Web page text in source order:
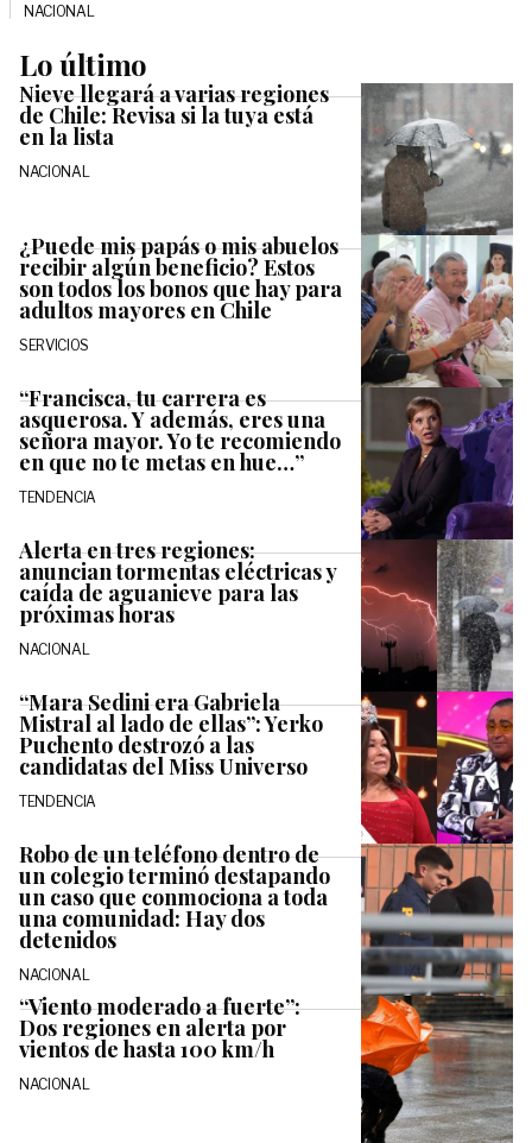
NACIONAL
Lo último
Nieve llegará a varias regiones
de Chile: Revisa si la tuya está
en la lista
NACIONAL
¿Puede mis papás o mis abuelos
recibir algún beneficio? Estos
son todos los bonos que hay para
adultos mayores en Chile
SERVICIOS
“Francisca, tu carrera es
asquerosa. Y además, eres una
señora mayor. Yo te recomiendo
en que no te metas en hue…”
TENDENCIA
Alerta en tres regiones:
anuncian tormentas eléctricas y
caída de aguanieve para las
próximas horas
NACIONAL
“Mara Sedini era Gabriela
Mistral al lado de ellas”: Yerko
Puchento destrozó a las
candidatas del Miss Universo
TENDENCIA
Robo de un teléfono dentro de
un colegio terminó destapando
un caso que conmociona a toda
una comunidad: Hay dos
detenidos
NACIONAL
“Viento moderado a fuerte”:
Dos regiones en alerta por
vientos de hasta 100 km/h
NACIONAL